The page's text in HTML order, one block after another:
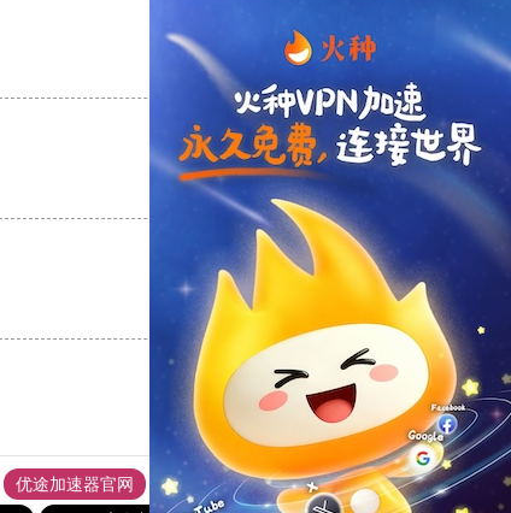
反对
反对[0]
优途加速器官网 风驰加速器 旋风加速器
八戒看书